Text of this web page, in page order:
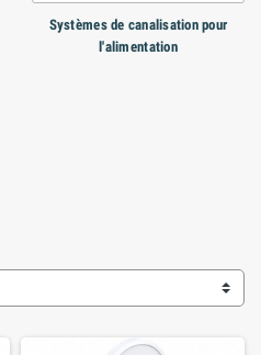
Systèmes de canalisation pour
l'alimentation